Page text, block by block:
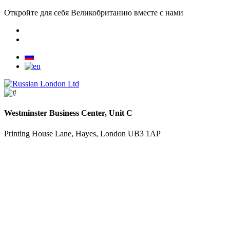
Откройте для себя Великобританию вместе с нами
Westminster Business Center, Unit C
Printing House Lane, Hayes, London UB3 1AP